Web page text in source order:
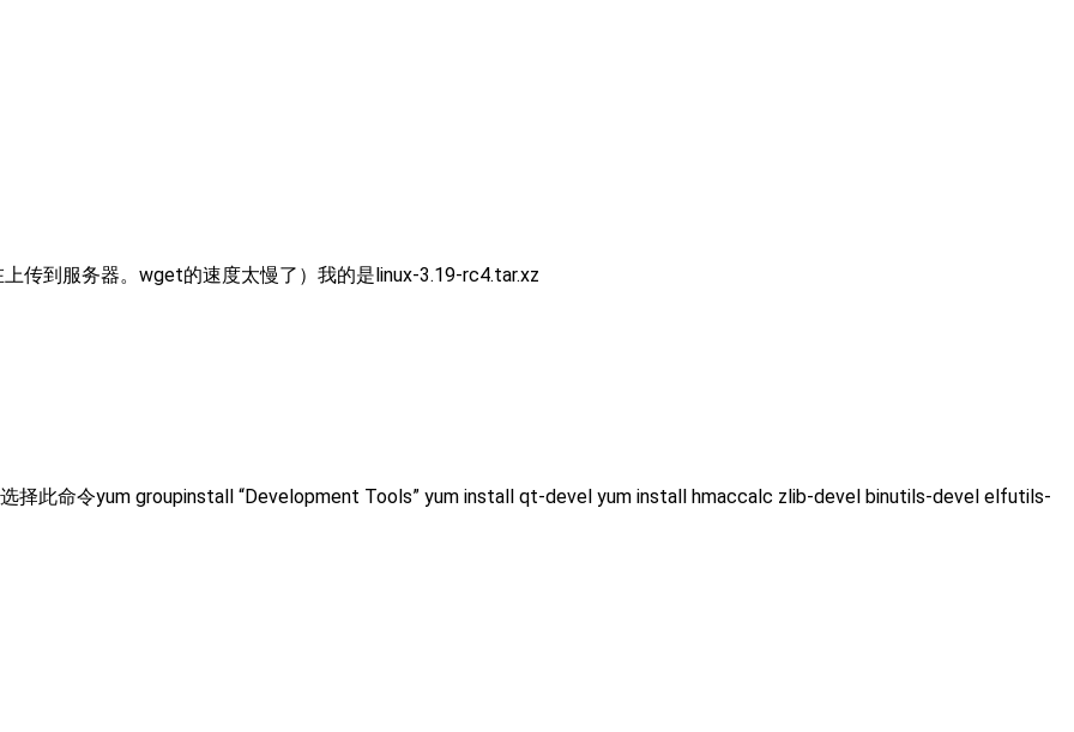
传到服务器。wget的速度太慢了）我的是linux-3.19-rc4.tar.xz
择此命令yum groupinstall “Development Tools” yum install qt-devel yum install hmaccalc zlib-devel binutils-devel elfutils-